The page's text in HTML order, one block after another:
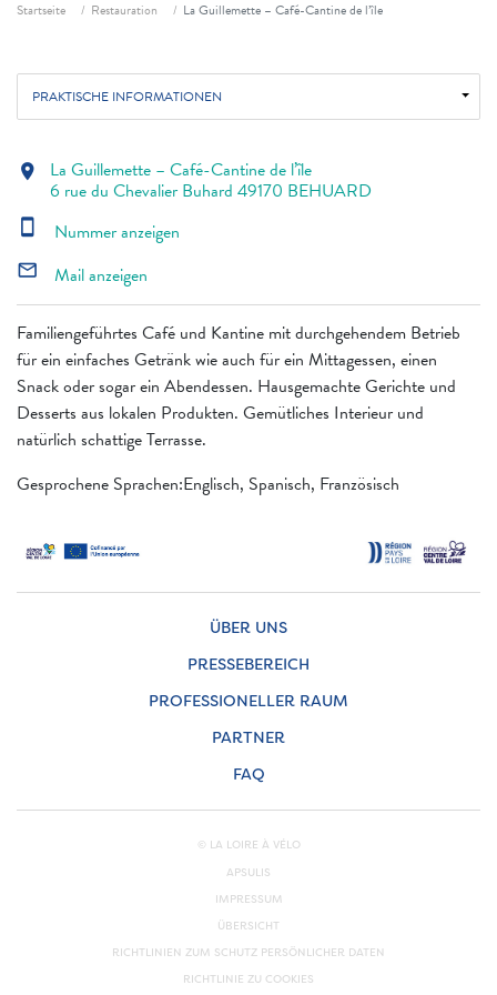
Startseite Restauration La Guillemette – Café-Cantine de l’île
PRAKTISCHE INFORMATIONEN
Familiengeführtes Café und Kantine mit durchgehendem Betrieb
für ein einfaches Getränk wie auch für ein Mittagessen, einen
Snack oder sogar ein Abendessen. Hausgemachte Gerichte und
Desserts aus lokalen Produkten. Gemütliches Interieur und
natürlich schattige Terrasse.
Gesprochene Sprachen:Englisch, Spanisch, Französisch
location_on La Guillemette – Café-Cantine de l’île
6 rue du Chevalier Buhard 49170 BEHUARD
smartphone Nummer anzeigen
mail_outline Mail anzeigen
ÜBER UNS
PRESSEBEREICH
PROFESSIONELLER RAUM
PARTNER
FAQ
© LA LOIRE À VÉLO
APSULIS
IMPRESSUM
ÜBERSICHT
RICHTLINIEN ZUM SCHUTZ PERSÖNLICHER DATEN
RICHTLINIE ZU COOKIES